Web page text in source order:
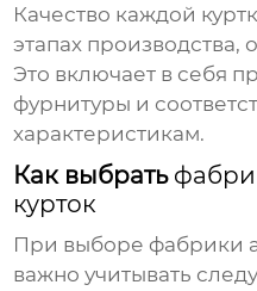
Качество каждой
этапах производства,
Это включает в себя
фурнитуры и
характеристикам.
Как выбрать
курток
При выборе фабрики
важно учитывать